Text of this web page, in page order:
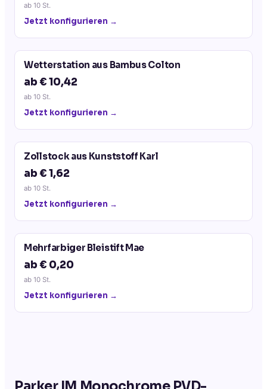
ab 10 St.
Jetzt konfigurieren →
Wetterstation aus Bambus Colton
ab € 10,42
ab 10 St.
Jetzt konfigurieren →
Zollstock aus Kunststoff Karl
ab € 1,62
ab 10 St.
Jetzt konfigurieren →
Mehrfarbiger Bleistift Mae
ab € 0,20
ab 10 St.
Jetzt konfigurieren →